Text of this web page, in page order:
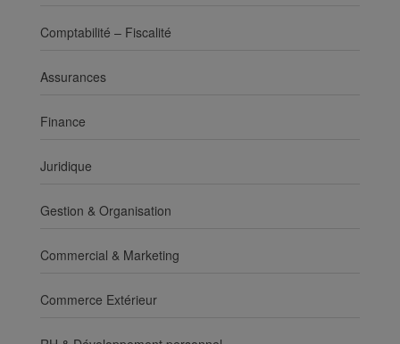
Comptabilité – Fiscalité
Assurances
Finance
Juridique
Gestion & Organisation
Commercial & Marketing
Commerce Extérieur